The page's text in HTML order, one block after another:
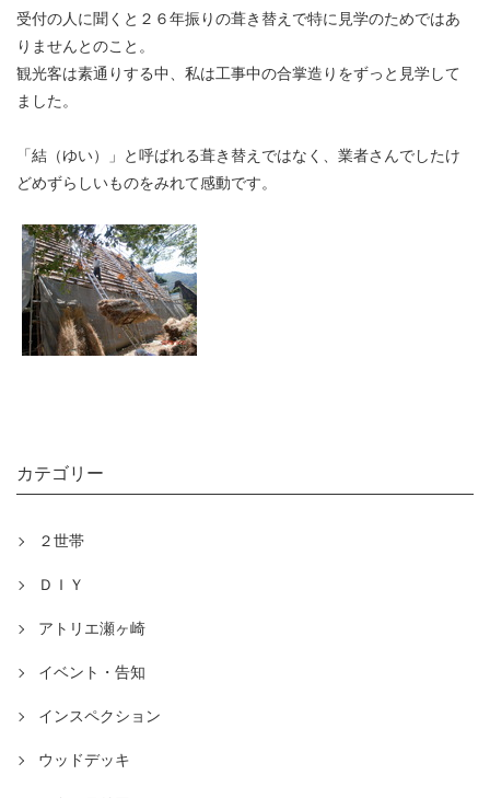
受付の人に聞くと２６年振りの葺き替えで特に見学のためではあ
りませんとのこと。
観光客は素通りする中、私は工事中の合掌造りをずっと見学して
ました。
「結（ゆい）」と呼ばれる葺き替えではなく、業者さんでしたけ
どめずらしいものをみれて感動です。
カテゴリー
２世帯
ＤＩＹ
アトリエ瀬ヶ崎
イベント・告知
インスペクション
ウッドデッキ